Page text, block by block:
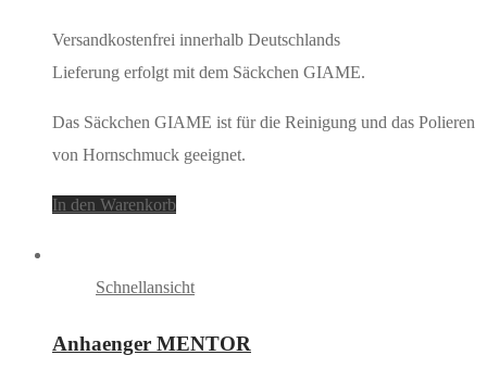
Versandkostenfrei innerhalb Deutschlands
Lieferung erfolgt mit dem Säckchen GIAME.
Das Säckchen GIAME ist für die Reinigung und das Polieren
von Hornschmuck geeignet.
In den Warenkorb
Schnellansicht
Anhaenger MENTOR